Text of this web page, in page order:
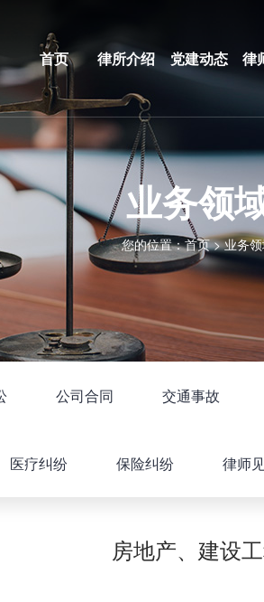
首页 律所介绍 党建动态 律
业务领
您的位置：首页>业务
公司合同 交通事故
医疗纠纷 保险纠纷 律师
房地产、建设